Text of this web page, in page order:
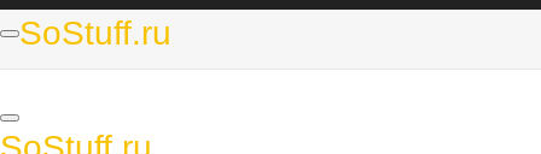
SoStuff.ru